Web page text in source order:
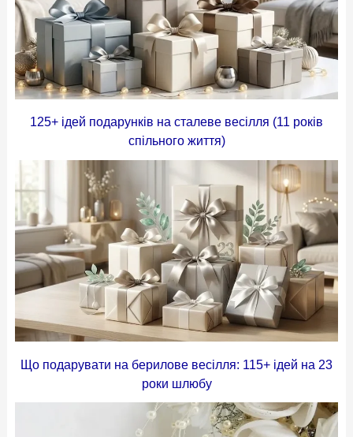
125+ ідей подарунків на сталеве весілля (11 років
спільного життя)
Що подарувати на берилове весілля: 115+ ідей на 23
роки шлюбу